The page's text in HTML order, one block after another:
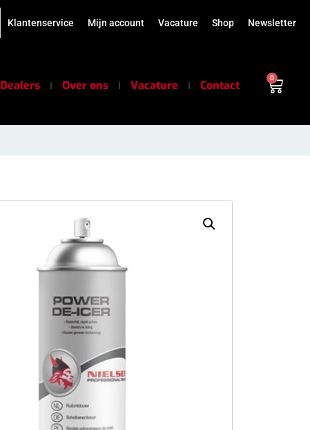
Klantenservice Mijn account Vacature Shop Newsletter
Dealers Over ons Vacature Contact
0